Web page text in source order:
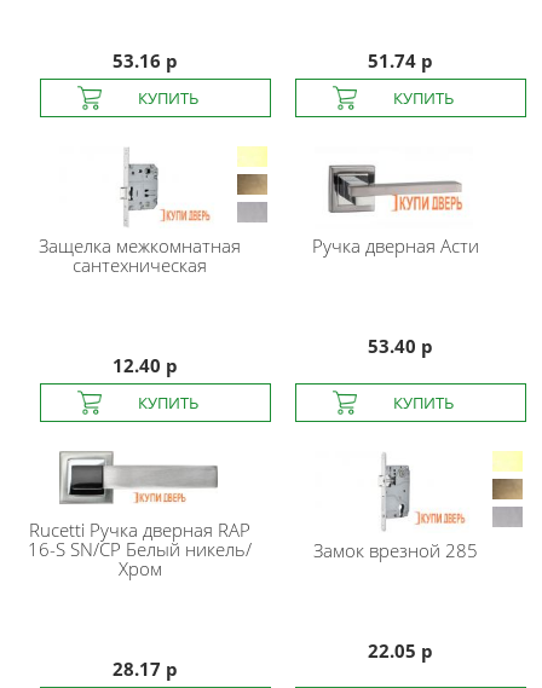
53.16 р 51.74 р
Защелка межкомнатная
сантехническая
12.40 р
Ручка дверная Асти
53.40 р
Rucetti Ручка дверная RAP
16-S SN/CP Белый никель/
Хром
28.17 р
Замок врезной 285
22.05 р